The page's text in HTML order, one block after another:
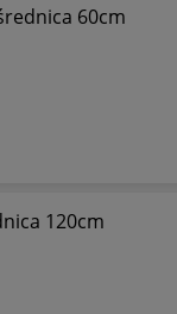
60cm
Materac pluszowy, pufa, maskotka, średnica 120cm